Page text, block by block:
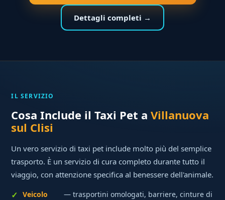
Dettagli completi →
IL SERVIZIO
Cosa Include il Taxi Pet aVillanuova
sul Clisi
Un vero servizio di taxi pet include molto più del semplice
trasporto. È un servizio di cura completo durante tutto il
viaggio, con attenzione specifica al benessere dell'animale.
Veicolo
— trasportini omologati, barriere, cinture di